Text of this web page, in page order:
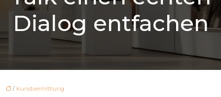
Dialog entfachen
/ Kunstvermittlung